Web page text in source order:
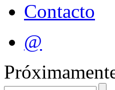
Contacto
@